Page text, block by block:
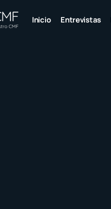
Inicio Entrevistas